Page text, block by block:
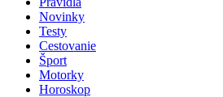
Novinky
Testy
Cestovanie
Šport
Motorky
Horoskop